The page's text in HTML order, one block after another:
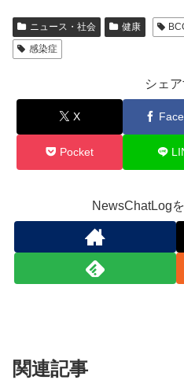
ニュース・社会 健康
感染症
シェ
X
Pocket
NewsChatLog
関連記事